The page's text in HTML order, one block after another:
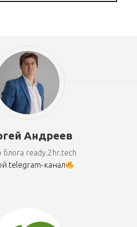
Андреев
блога ready.2hr.tech
telegram-канал